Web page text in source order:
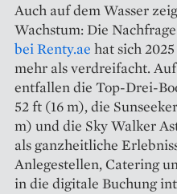
Auch auf dem Wasser
Wachstum: Die
bei Renty.ae hat sich
mehr als verdreifacht.
entfallen die Top-Drei-
52 ft (16 m), die
m) und die Sky Walker
als ganzheitliche
Anlegestellen, Catering
in die digitale Buchung